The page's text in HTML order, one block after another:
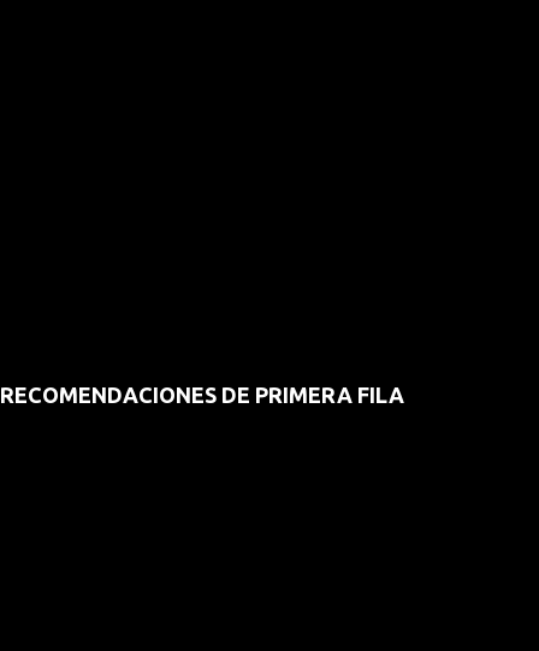
RECOMENDACIONES DE PRIMERA FILA